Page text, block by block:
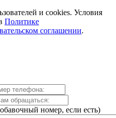
и cookies. Условия
Политике
соглашении.
номер, если есть)